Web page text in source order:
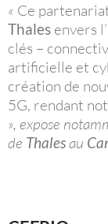
« Ce
Thales envers
clés –
artificielle et
création de
5G, rendant
», expose
de Thalesau